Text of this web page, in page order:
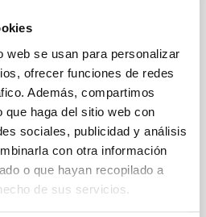
web se usan para personalizar
ofrecer funciones de redes
Además, compartimos
haga del sitio web con
sociales, publicidad y análisis
con otra información
o que hayan recopilado a
de sus servicios.
with Dense
between Cloud and
model of star formation,
between the magnetic
forming dense cores and the
A. Pandhi et al. showed
the orientation of cores and
vectors appear random
scale magnetic